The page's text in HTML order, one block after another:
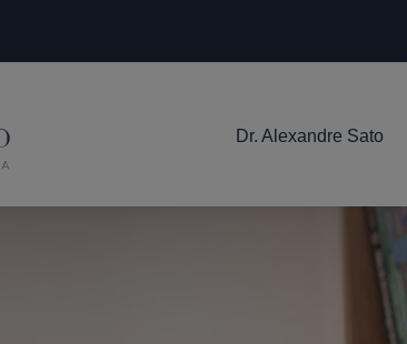
Dr. Alexandre Sato